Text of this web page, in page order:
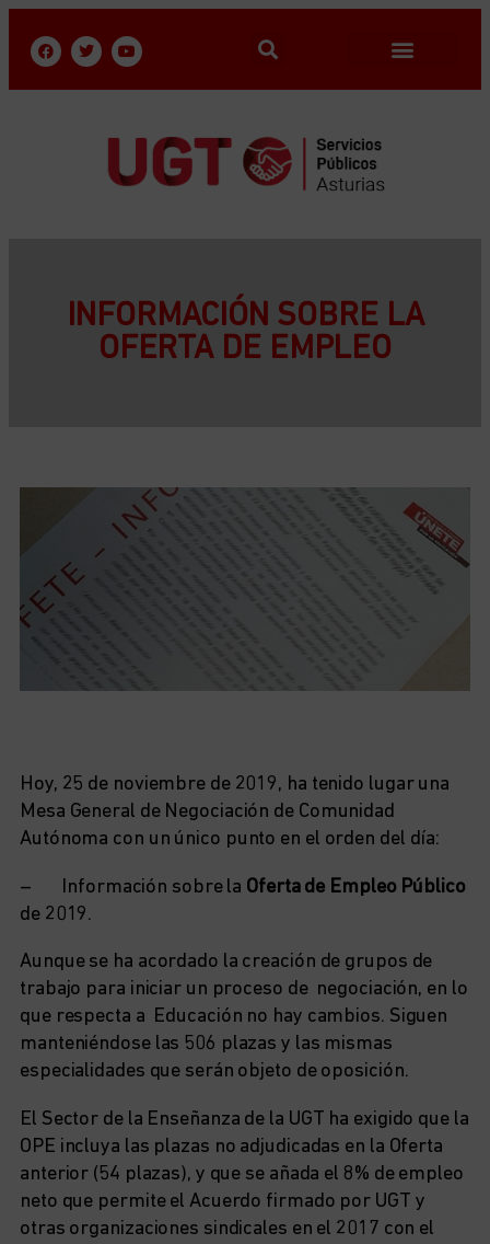
INFORMACIÓN SOBRE LA
OFERTA DE EMPLEO
Hoy, 25 de noviembre de 2019, ha tenido lugar una
Mesa General de Negociación de Comunidad
Autónoma con un único punto en el orden del día:
– Información sobre la Oferta de Empleo Público
de 2019.
Aunque se ha acordado la creación de grupos de
trabajo para iniciar un proceso de negociación, en lo
que respecta a Educación no hay cambios. Siguen
manteniéndose las 506 plazas y las mismas
especialidades que serán objeto de oposición.
El Sector de la Enseñanza de la UGT ha exigido que la
OPE incluya las plazas no adjudicadas en la Oferta
anterior (54 plazas), y que se añada el 8% de empleo
neto que permite el Acuerdo firmado por UGT y
otras organizaciones sindicales en el 2017 con el